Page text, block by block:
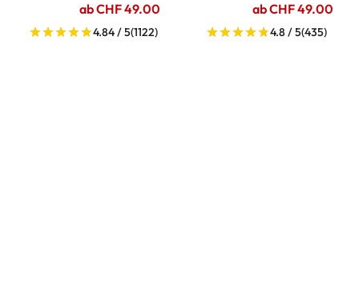
ab CHF 49.00
4.84 / 5(1122)
ab CHF 49.00
4.8 / 5(435)